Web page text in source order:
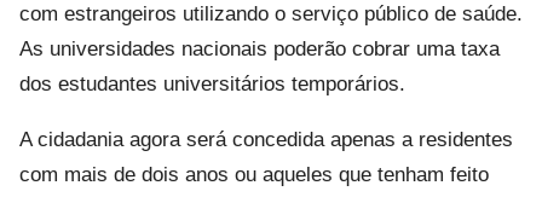
com estrangeiros utilizando o serviço público de saúde.
As universidades nacionais poderão cobrar uma taxa
dos estudantes universitários temporários.
A cidadania agora será concedida apenas a residentes
com mais de dois anos ou aqueles que tenham feito